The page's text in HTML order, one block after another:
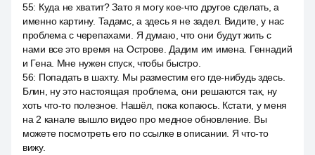
55: Куда не хватит? Зато я могу кое-что другое сделать, а
именно картину. Тадамс, а здесь я не задел. Видите, у нас
проблема с черепахами. Я думаю, что они будут жить с
нами все это время на Острове. Дадим им имена. Геннадий
и Гена. Мне нужен спуск, чтобы быстро.
56: Попадать в шахту. Мы разместим его где-нибудь здесь.
Блин, ну это настоящая проблема, они решаются так, ну
хоть что-то полезное. Нашёл, пока копаюсь. Кстати, у меня
на 2 канале вышло видео про медное обновление. Вы
можете посмотреть его по ссылке в описании. Я что-то
вижу.